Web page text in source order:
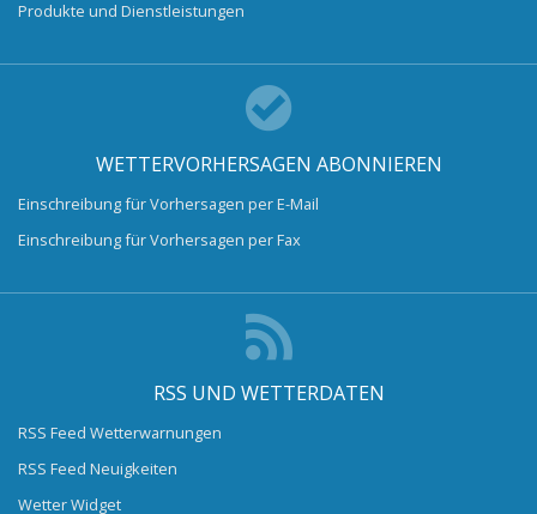
Produkte und Dienstleistungen
WETTERVORHERSAGEN ABONNIEREN
Einschreibung für Vorhersagen per E-Mail
Einschreibung für Vorhersagen per Fax
RSS UND WETTERDATEN
RSS Feed Wetterwarnungen
RSS Feed Neuigkeiten
Wetter Widget